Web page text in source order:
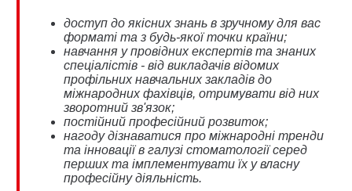
доступ до якісних знань в зручному для вас
форматі та з будь-якої точки країни;
навчання у провідних експертів та знаних
спеціалістів - від викладачів відомих
профільних навчальних закладів до
міжнародних фахівців, отримувати від них
зворотний зв'язок;
постійний професійний розвиток;
нагоду дізнаватися про міжнародні тренди
та інновації в галузі стоматології серед
перших та імплементувати їх у власну
професійну діяльність.